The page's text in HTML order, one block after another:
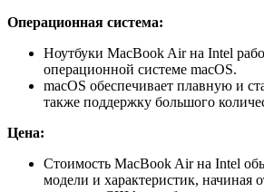
Операционная система:
Ноутбуки MacBook Air на Intel
операционной системе macOS.
macOS обеспечивает плавную и
также поддержку большого
Цена:
Стоимость MacBook Air на Intel
модели и характеристик, начиная